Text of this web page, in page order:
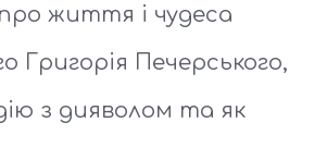
життя і чудеса
Григорія Печерського,
з дияволом та як